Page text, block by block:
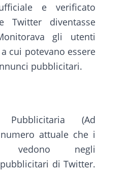
e verificato
Twitter diventasse
gli utenti
cui potevano essere
pubblicitari.
Pubblicitaria (Ad
attuale che i
vedono negli
di Twitter.